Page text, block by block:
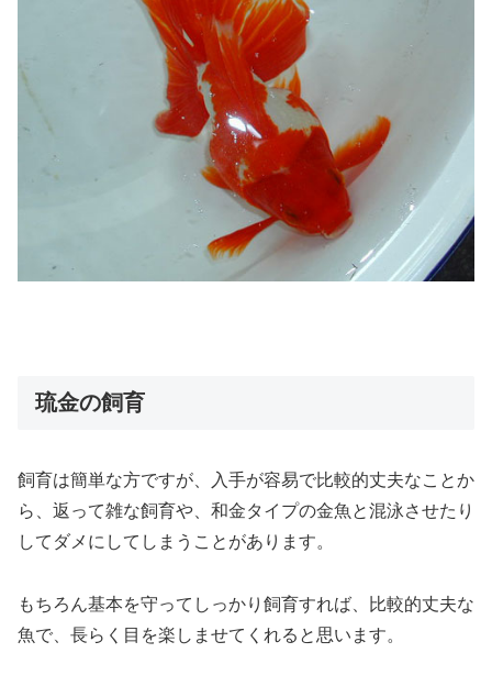
琉金の飼育
飼育は簡単な方ですが、入手が容易で比較的丈夫なことか
ら、返って雑な飼育や、和金タイプの金魚と混泳させたり
してダメにしてしまうことがあります。
もちろん基本を守ってしっかり飼育すれば、比較的丈夫な
魚で、長らく目を楽しませてくれると思います。